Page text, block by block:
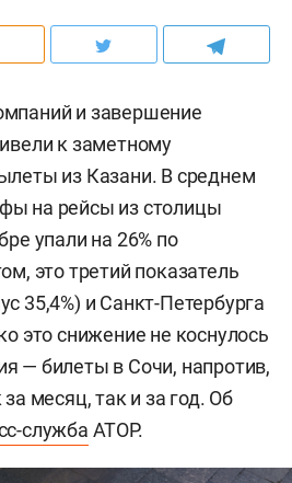
и завершение
к заметному
из Казани. В среднем
на рейсы из столицы
упали на 26% по
это третий показатель
35,4%) и Санкт-Петербурга
это снижение не коснулось
— билеты в Сочи, напротив,
месяц, так и за год. Об
служба АТОР.